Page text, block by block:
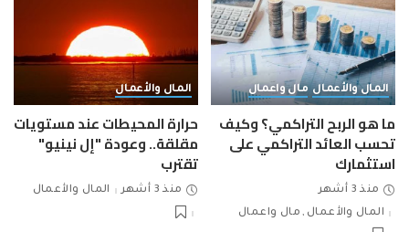
المال والأعمال مال واعمال
ما هو الربح التراكمي؟ وكيف
تحسب العائد التراكمي على
استثمارك
منذ 3 أشهر
المال والأعمال
مال واعمال
المال والأعمال
حرارة المحيطات عند مستويات
مقلقة.. وعودة "إل نينيو"
تقترب
منذ 3 أشهر المال والأعمال